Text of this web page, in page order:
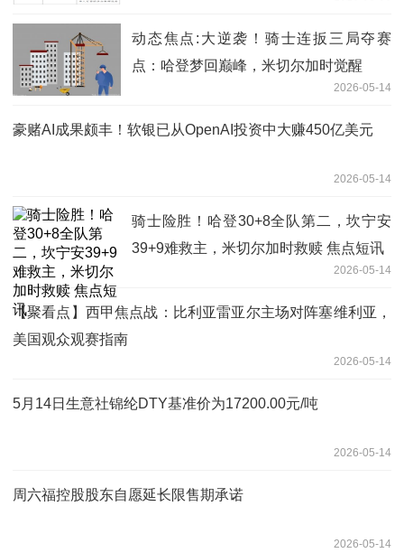
动态焦点:大逆袭！骑士连扳三局夺赛
点：哈登梦回巅峰，米切尔加时觉醒
2026-05-14
豪赌AI成果颇丰！软银已从OpenAI投资中大赚450亿美元
2026-05-14
骑士险胜！哈登30+8全队第二，坎宁安
39+9难救主，米切尔加时救赎 焦点短讯
2026-05-14
【聚看点】西甲焦点战：比利亚雷亚尔主场对阵塞维利亚，
美国观众观赛指南
2026-05-14
5月14日生意社锦纶DTY基准价为17200.00元/吨
2026-05-14
周六福控股股东自愿延长限售期承诺
2026-05-14